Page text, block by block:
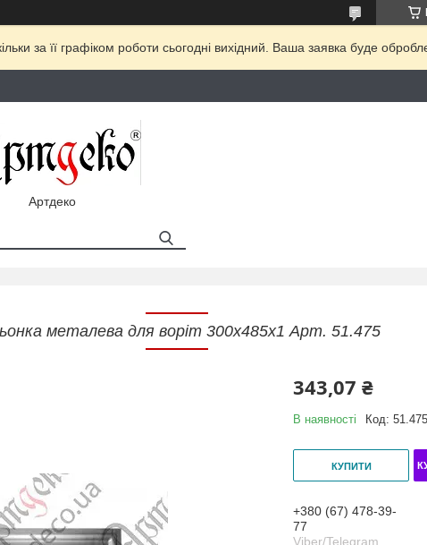
за її графіком роботи сьогодні вихідний. Ваша заявка буде
Артдеко
металева для воріт 300х485х1 Арт. 51.475
343,07 ₴
В наявності Код:51.475
КУПИТИ
+380 (67) 478-39-
77
Viber/Telegram